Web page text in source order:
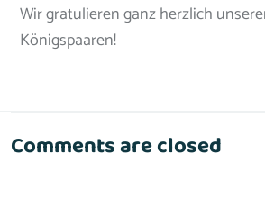
Wir gratulieren ganz herzlich
Königspaaren!
Comments are closed